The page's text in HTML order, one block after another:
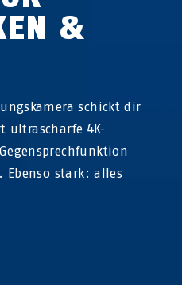
&
schickt dir
ultrascharfe 4K-
stark: alles